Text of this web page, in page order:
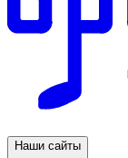
Наши сайты